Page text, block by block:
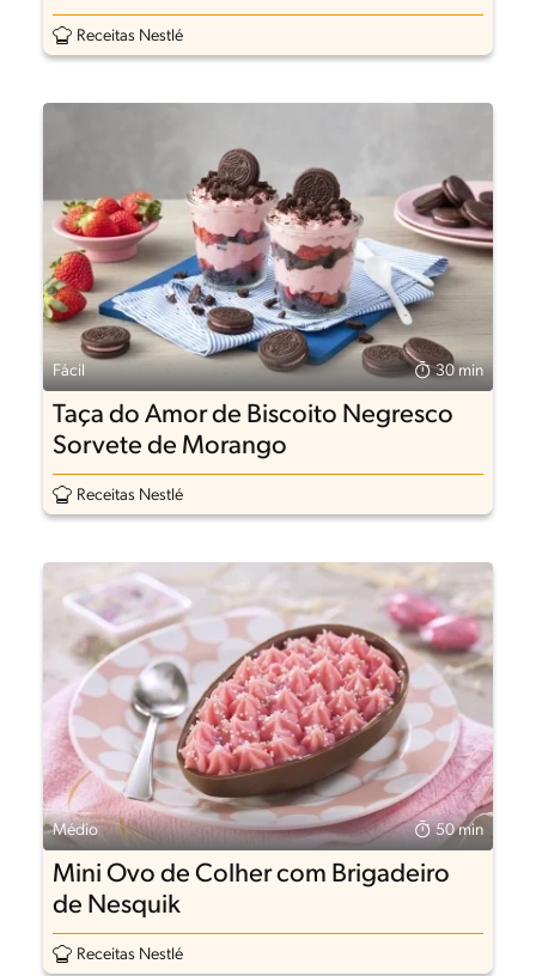
Receitas Nestlé
Fácil 30 min
Taça do Amor de Biscoito Negresco
Sorvete de Morango
Receitas Nestlé
Médio 50 min
Mini Ovo de Colher com Brigadeiro
de Nesquik
Receitas Nestlé